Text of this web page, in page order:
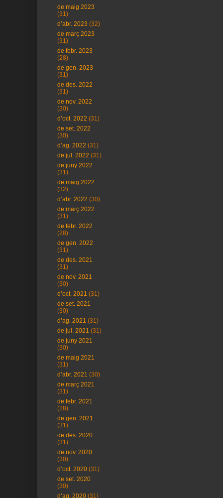
de maig 2023
(31)
d’abr. 2023 (32)
de març 2023
(31)
de febr. 2023
(28)
de gen. 2023
(31)
de des. 2022
(31)
de nov. 2022
(30)
d’oct. 2022 (31)
de set. 2022
(30)
d’ag. 2022 (31)
de jul. 2022 (31)
de juny 2022
(31)
de maig 2022
(32)
d’abr. 2022 (30)
de març 2022
(31)
de febr. 2022
(28)
de gen. 2022
(31)
de des. 2021
(31)
de nov. 2021
(30)
d’oct. 2021 (31)
de set. 2021
(30)
d’ag. 2021 (31)
de jul. 2021 (31)
de juny 2021
(30)
de maig 2021
(31)
d’abr. 2021 (30)
de març 2021
(31)
de febr. 2021
(28)
de gen. 2021
(31)
de des. 2020
(31)
de nov. 2020
(30)
d’oct. 2020 (31)
de set. 2020
(30)
d’ag. 2020 (31)